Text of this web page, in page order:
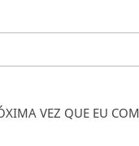
VEZ QUE EU